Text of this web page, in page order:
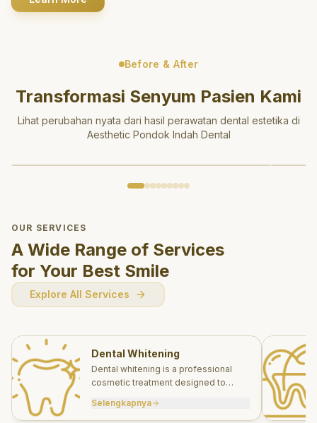
Before & After
Transformasi Senyum Pasien Kami
Lihat perubahan nyata dari hasil perawatan dental estetika di
Aesthetic Pondok Indah Dental
OUR SERVICES
A Wide Range of Services
for Your Best Smile
Explore All Services
Dental Whitening
Dental whitening is a professional
cosmetic treatment designed to
effectively.
Selengkapnya